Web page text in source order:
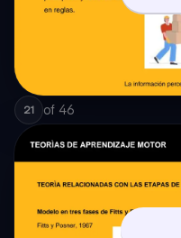
21 of 46